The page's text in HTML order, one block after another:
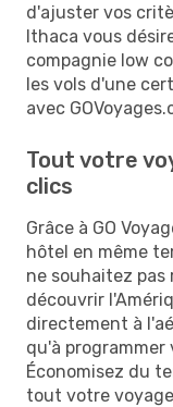
d'ajuster vos
Ithaca vous
compagnie low
les vols d'une
avec
Tout votre
clics
Grâce à GO
hôtel en même
ne souhaitez
découvrir
directement à
qu'à
Économisez du
tout votre